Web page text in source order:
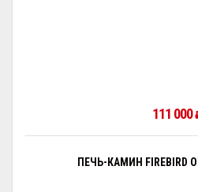
111 000
ПЕЧЬ-КАМИН FIREBIRD